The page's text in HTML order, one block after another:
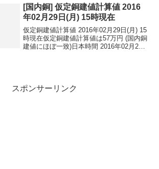
137...
[国内銅] 仮定銅建値計算値 2016
年02月29日(月) 15時現在
仮定銅建値計算値 2016年02月29日(月) 15
時現在仮定銅建値計算値は57万円 (国内銅
建値にほぼ一致)日本時間 2016年02月29
スポンサーリンク